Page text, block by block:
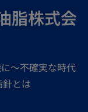
脂株式会
～不確実な時代
とは